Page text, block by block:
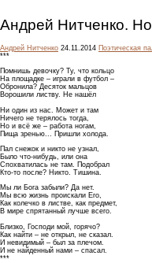
Андрей Нитченко.
Андрей Нитченко 24.11.2014 Поэтическая
***
Помнишь девочку? Ту, что кольцо
На площадке – играли в футбол –
Обронила? Десяток мальцов
Ворошили листву. Не нашёл
Ни один из нас. Может и там
Ничего не терялось тогда,
Но и всё же – работа ногам,
Пища зренью... Пришли холода.
Пал снежок и никто не узнал,
Было что-нибудь, или она
Спохватилась не там. Подобрал
Кто-то после? Никто. Тишина.
Мы ли Бога забыли? Да нет.
Мы всю жизнь проискали Его,
Как колечко в листве, как предмет,
В мире спрятанный лучше всего.
Близко, Господи мой, горячо?
Как найти – не открыл, не сказал.
И невидимый – был за плечом.
И не найденный нами – спасал.
***